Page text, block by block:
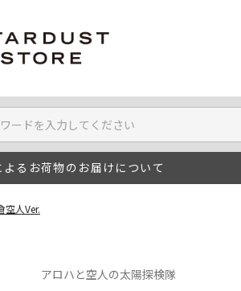
るお荷物のお届けについて
空人Ver.
アロハと空人の太陽探検隊